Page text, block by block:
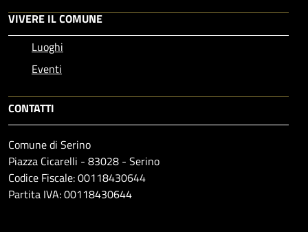
VIVERE IL COMUNE
Luoghi
Eventi
CONTATTI
Comune di Serino
Piazza Cicarelli - 83028 - Serino
Codice Fiscale: 00118430644
Partita IVA: 00118430644